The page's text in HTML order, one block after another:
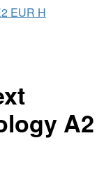
EUR H
A2